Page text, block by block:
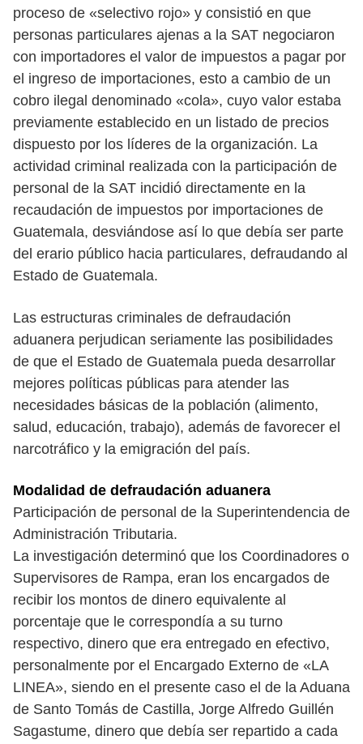
proceso de «selectivo rojo» y consistió en que
personas particulares ajenas a la SAT negociaron
con importadores el valor de impuestos a pagar por
el ingreso de importaciones, esto a cambio de un
cobro ilegal denominado «cola», cuyo valor estaba
previamente establecido en un listado de precios
dispuesto por los líderes de la organización. La
actividad criminal realizada con la participación de
personal de la SAT incidió directamente en la
recaudación de impuestos por importaciones de
Guatemala, desviándose así lo que debía ser parte
del erario público hacia particulares, defraudando al
Estado de Guatemala.
Las estructuras criminales de defraudación
aduanera perjudican seriamente las posibilidades
de que el Estado de Guatemala pueda desarrollar
mejores políticas públicas para atender las
necesidades básicas de la población (alimento,
salud, educación, trabajo), además de favorecer el
narcotráfico y la emigración del país.
Modalidad de defraudación aduanera
Participación de personal de la Superintendencia de
Administración Tributaria.
La investigación determinó que los Coordinadores o
Supervisores de Rampa, eran los encargados de
recibir los montos de dinero equivalente al
porcentaje que le correspondía a su turno
respectivo, dinero que era entregado en efectivo,
personalmente por el Encargado Externo de «LA
LINEA», siendo en el presente caso el de la Aduana
de Santo Tomás de Castilla, Jorge Alfredo Guillén
Sagastume, dinero que debía ser repartido a cada